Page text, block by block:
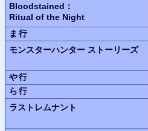
Bloodstained：
Ritual of the Night
ま行
モンスターハンター ストーリーズ
や行
ら行
ラストレムナント